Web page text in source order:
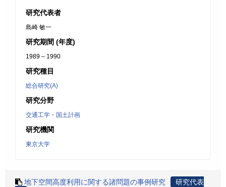
研究代表者
島崎 敏一
研究期間 (年度)
1989 – 1990
研究種目
総合研究(A)
研究分野
交通工学・国土計画
研究機関
東京大学
地下空間高度利用に関する諸問題の事例研究
研究代表